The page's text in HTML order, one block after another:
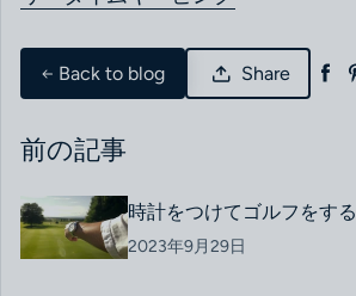
Back to blog Share
前の記事
時計をつけてゴルフをする
2023年9月29日